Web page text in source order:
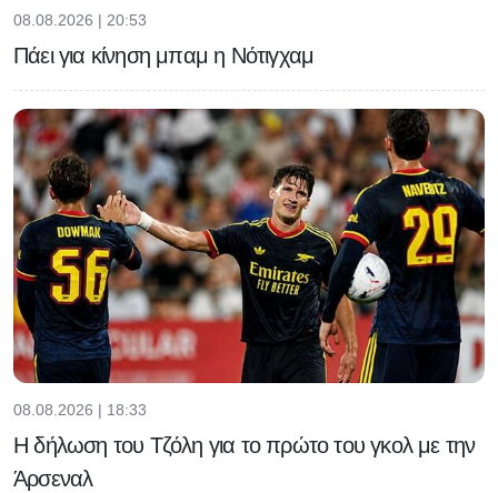
08.08.2026 | 20:53
Πάει για κίνηση μπαμ η Νότιγχαμ
08.08.2026 | 18:33
Η δήλωση του Τζόλη για το πρώτο του γκολ με την
Άρσεναλ